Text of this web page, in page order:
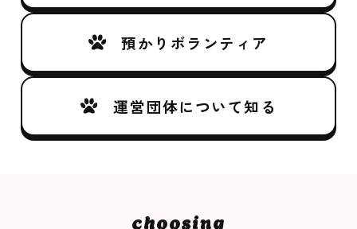
預かりボランティア
運営団体について知る